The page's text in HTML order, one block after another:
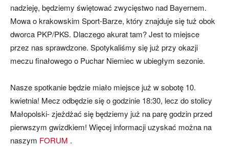
nadzieję, będziemy świętować zwycięstwo nad Bayernem.
Mowa o krakowskim Sport-Barze, który znajduje się tuż obok
dworca PKP/PKS. Dlaczego akurat tam? Jest to miejsce
przez nas sprawdzone. Spotykaliśmy się już przy okazji
meczu finałowego o Puchar Niemiec w ubiegłym sezonie.
Nasze spotkanie będzie miało miejsce już w sobotę 10.
kwietnia! Mecz odbędzie się o godzinie 18:30, lecz do stolicy
Małopolski- zjeżdżać się będziemy już na parę godzin przed
pierwszym gwizdkiem! Więcej informacji uzyskać można na
naszym FORUM .